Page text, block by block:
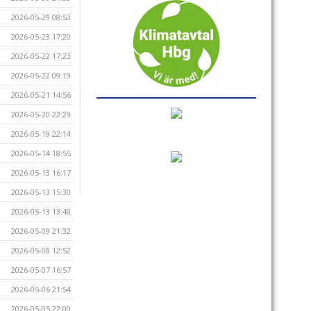
2026-05-29 08:53
2026-05-23 17:20
2026-05-22 17:23
2026-05-22 09:19
2026-05-21 14:56
2026-05-20 22:29
2026-05-19 22:14
2026-05-14 18:55
2026-05-13 16:17
2026-05-13 15:30
2026-05-13 13:48
2026-05-09 21:32
2026-05-08 12:52
2026-05-07 16:57
2026-05-06 21:54
2026-05-05 22:00